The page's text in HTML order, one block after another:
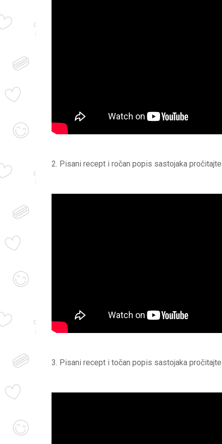
2. Pisani recept i ročan popis sastojaka pročitajte
3. Pisani recept i točan popis sastojaka pročitajte